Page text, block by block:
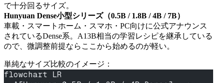
で十分回るサイズ。
Hunyuan Dense小型シリーズ（0.5B / 1.8B / 4B / 7B）
車載・スマートホーム・スマホ・PC向けに公式アナウンス
されているDense系。A13B相当の学習レシピを継承している
ので、微調整前提ならここから始めるのが軽い。
単純なサイズ比較のイメージ：
flowchart LR